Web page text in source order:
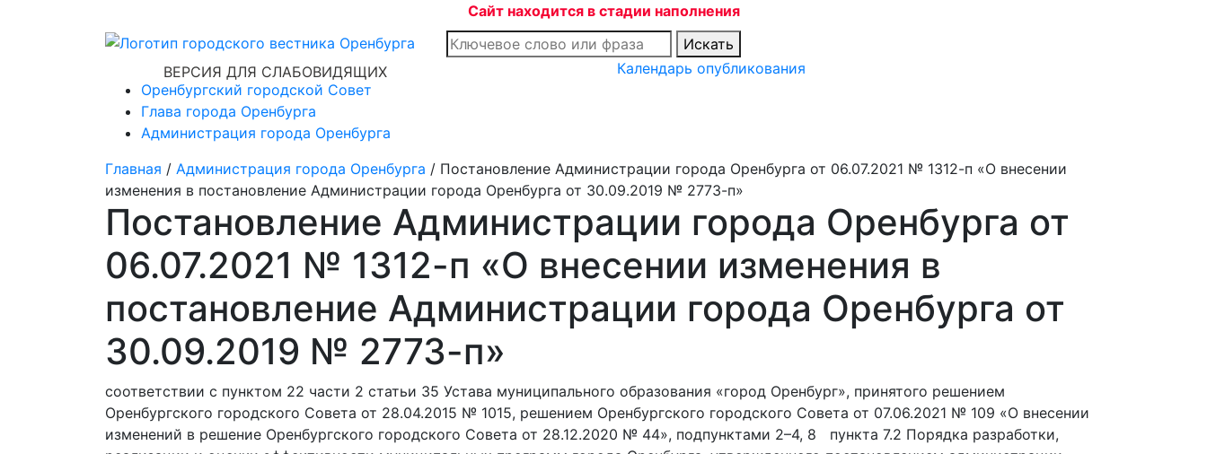
Сайт находится в стадии наполнения
Искать
ВЕРСИЯ ДЛЯ СЛАБОВИДЯЩИХ
Календарь опубликования
Оренбургский городской Совет
Глава города Оренбурга
Администрация города Оренбурга
Главная / Администрация города Оренбурга / Постановление Администрации города Оренбурга от 06.07.2021 № 1312-п «О внесении
изменения в постановление Администрации города Оренбурга от 30.09.2019 № 2773-п»
Постановление Администрации города Оренбурга от
06.07.2021 № 1312-п «О внесении изменения в
постановление Администрации города Оренбурга от
30.09.2019 № 2773-п»
соответствии с пунктом 22 части 2 статьи 35 Устава муниципального образования «город Оренбург», принятого решением
Оренбургского городского Совета от 28.04.2015 № 1015, решением Оренбургского городского Совета от 07.06.2021 № 109 «О внесении
изменений в решение Оренбургского городского Совета от 28.12.2020 № 44», подпунктами 2–4, 8 пункта 7.2 Порядка разработки,